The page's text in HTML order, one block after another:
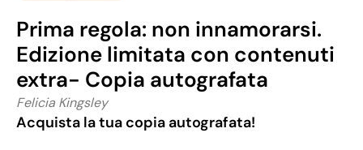
Prima regola: non innamorarsi.
Edizione limitata con contenuti
extra- Copia autografata
Felicia Kingsley
Acquista la tua copia autografata!